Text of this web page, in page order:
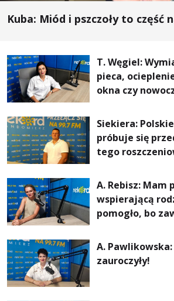
Kuba: Miód i pszczoły to część
T. Węgiel:
pieca,
okna czy
rachunki za
komfort życia
powietrze
Siekiera:
próbuje się
tego
A. Rebisz: Mam
wspierającą
pomogło, bo
najważniejsza
A. Pawlikowska:
zauroczyły!